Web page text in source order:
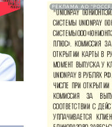
РЕКЛАМА АО